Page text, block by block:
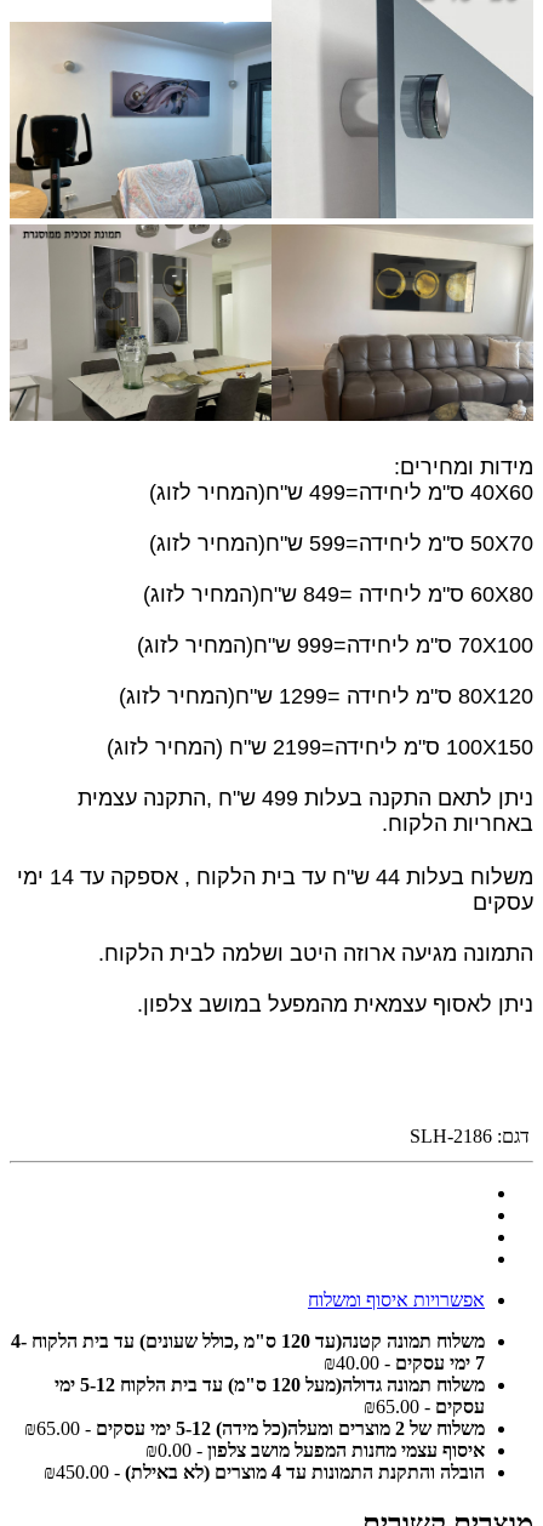
מידות ומחירים:
40X60 ס"מ
ליחידה=499 ש"ח(המחיר לזוג)
50X70 ס"מ ליחידה=599 ש"ח(המחיר לזוג)
60X80 ס"מ ליחידה =849 ש"ח(המחיר לזוג)
70X100 ס"מ ליחידה=999 ש"ח(המחיר לזוג)
80X120 ס"מ ליחידה =1299 ש"ח(המחיר לזוג)
100X150 ס"מ ליחידה=2199 ש"ח (המחיר לזוג)
ניתן לתאם התקנה בעלות 499 ש"ח ,
התקנה עצמית
באחריות הלקוח.
משלוח בעלות 44 ש"ח עד בית הלקוח , אספקה עד 14 ימי
עסקים
התמונה מגיעה ארוזה היטב ושלמה לבית הלקוח.
ניתן לאסוף עצמאית מהמפעל במושב צלפון.
דגם: SLH-2186
אפשרויות איסוף ומשלוח
משלוח תמונה קטנה(עד 120 ס"מ ,כולל שעונים) עד בית הלקוח 4-
7 ימי עסקים
- ₪40.00
משלוח תמונה גדולה(מעל 120 ס"מ) עד בית הלקוח 5-12 ימי
עסקים - ₪65.00
משלוח של 2 מוצרים ומעלה(כל מידה) 5-12 ימי עסקים
- ₪65.00
איסוף עצמי מחנות המפעל מושב צלפון - ₪0.00
הובלה והתקנת התמונות עד 4 מוצרים (לא באילת)
- ₪450.00